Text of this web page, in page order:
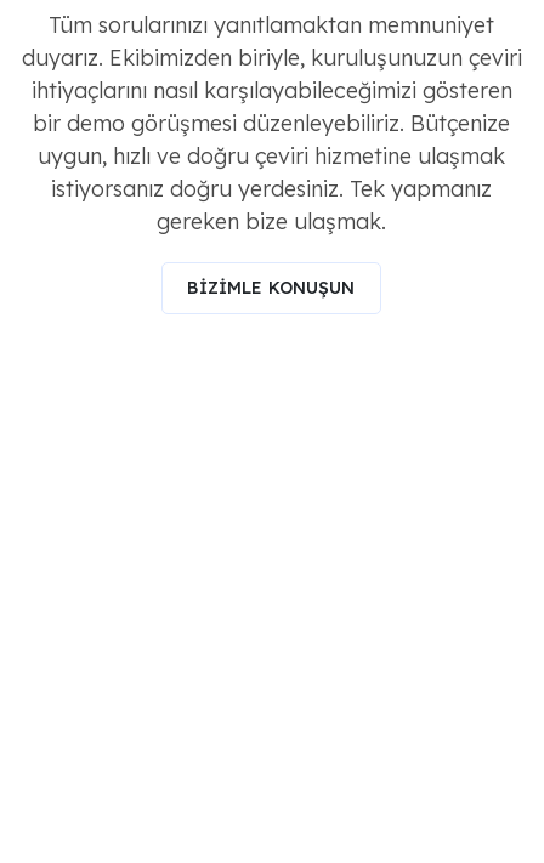
Tüm sorularınızı yanıtlamaktan memnuniyet
duyarız. Ekibimizden biriyle, kuruluşunuzun çeviri
ihtiyaçlarını nasıl karşılayabileceğimizi gösteren
bir demo görüşmesi düzenleyebiliriz. Bütçenize
uygun, hızlı ve doğru çeviri hizmetine ulaşmak
istiyorsanız doğru yerdesiniz. Tek yapmanız
gereken bize ulaşmak.
BİZİMLE KONUŞUN